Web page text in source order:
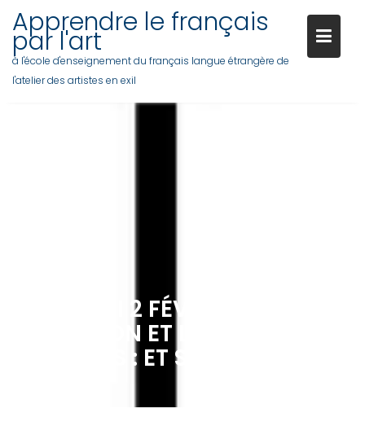
content
Apprendre le français
par l'art
à l'école d'enseignement du français langue étrangère de
l'atelier des artistes en exil
VENDREDI 2 FÉVRIER 2024 : LA
CONDITION ET L’HYPOTHÈSE EN
FRANÇAIS : ET SI ….. ?